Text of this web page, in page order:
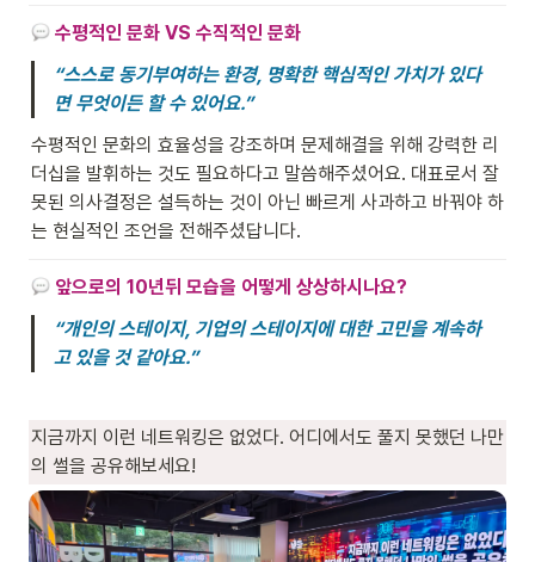
수평적인 문화 VS 수직적인 문화
“스스로 동기부여하는 환경, 명확한 핵심적인 가치가 있다
면 무엇이든 할 수 있어요.”
수평적인 문화의 효율성을 강조하며 문제해결을 위해 강력한 리
더십을 발휘하는 것도 필요하다고 말씀해주셨어요. 대표로서 잘
못된 의사결정은 설득하는 것이 아닌 빠르게 사과하고 바꿔야 하
는 현실적인 조언을 전해주셨답니다.
앞으로의 10년뒤 모습을 어떻게 상상하시나요?
“개인의 스테이지, 기업의 스테이지에 대한 고민을 계속하
고 있을 것 같아요.”
지금까지 이런 네트워킹은 없었다. 어디에서도 풀지 못했던 나만
의 썰을 공유해보세요!